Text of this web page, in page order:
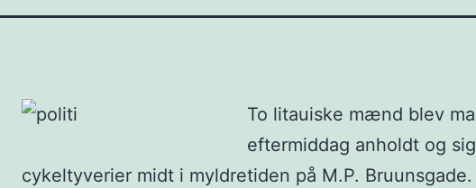
To litauiske mænd blev
eftermiddag anholdt og
cykeltyverier midt i myldretiden på M.P. Bruunsgade.